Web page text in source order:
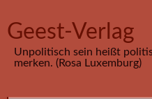
Geest-Verlag
Unpolitisch sein heißt
merken. (Rosa Luxemburg)